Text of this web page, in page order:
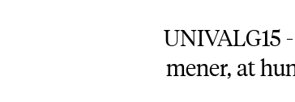
UNIVALG15
mener, at